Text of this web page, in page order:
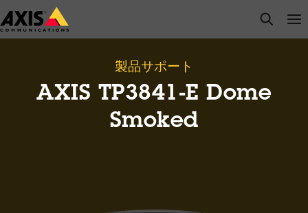
メ
イ
open
製品サポート
AXIS TP3841-E Dome
Smoked